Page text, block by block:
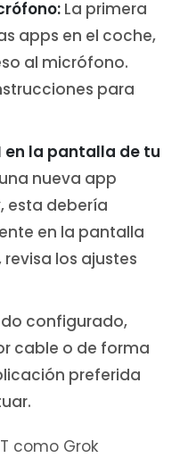
La primera
apps en el coche,
al micrófono.
para
en la pantalla de tu
nueva app
esta debería
en la pantalla
revisa los ajustes
configurado,
cable o de forma
preferida
como Grok